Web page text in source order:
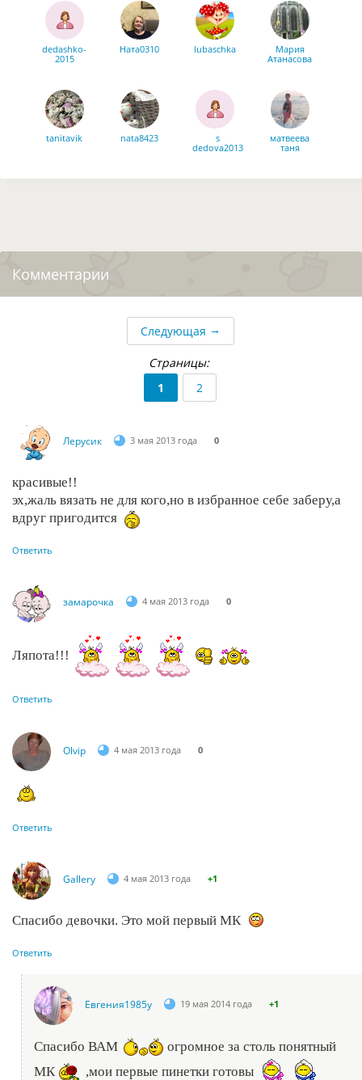
dedashko-
2015
Ната0310 lubaschka
Мария
Атанасова
tanitavik nata8423
s
dedova2013
матвеева
таня
Комментарии
Следующая →
Страницы:
1
2
Лерусик 3 мая 2013 года 0
красивые!!
эх,жаль вязать не для кого,но в избранное себе заберу,а
вдруг пригодится
Ответить
замарочка 4 мая 2013 года 0
Ляпота!!!
Ответить
Olvip 4 мая 2013 года 0
Ответить
Gallery 4 мая 2013 года +1
Спасибо девочки. Это мой первый МК
Ответить
Евгения1985у 19 мая 2014 года +1
Спасибо ВАМ
огромное за столь понятный
МК
,мои первые пинетки готовы